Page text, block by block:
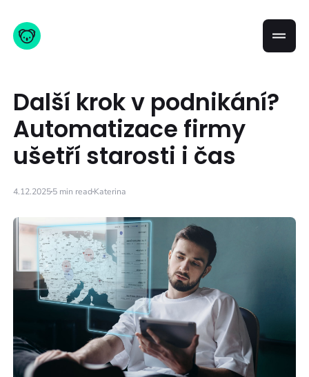
Další krok v podnikání?
Automatizace firmy
ušetří starosti i čas
4.12.20255 min readKaterina